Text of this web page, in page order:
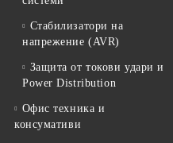
Стабилизатори на
напрежение (AVR)
Защита от токови удари и
Power Distribution
Офис техника и
консумативи